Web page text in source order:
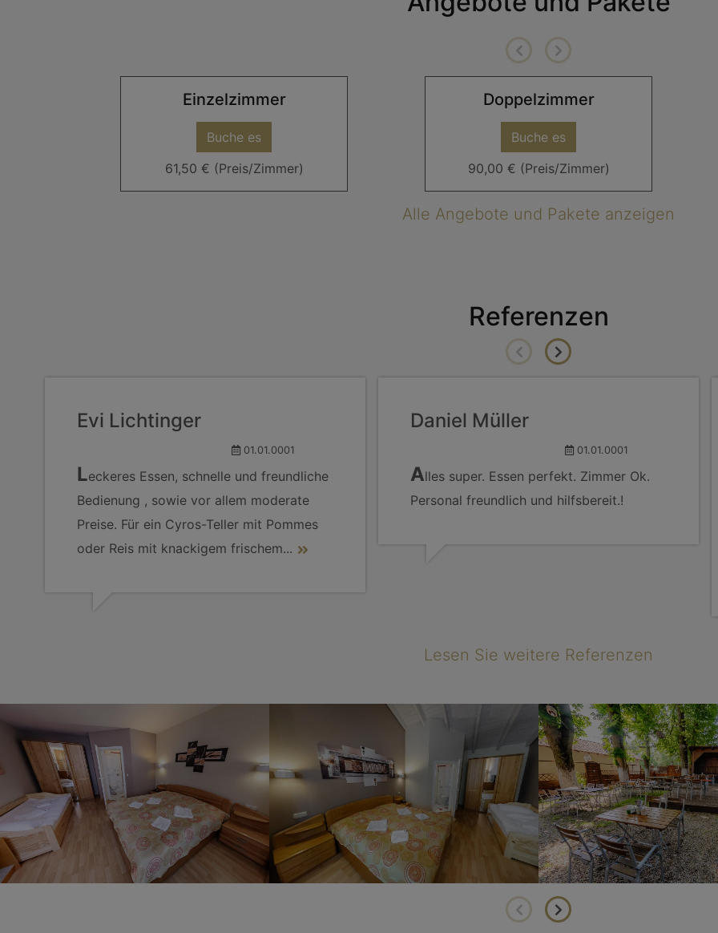
Einzelzimmer
Buche es
61,50 € (Preis/Zimmer)
Doppelzimmer
Buche es
90,00 € (Preis/Zimmer)
Alle Angebote und Pakete anzeigen
Referenzen
Evi Lichtinger
01.01.0001
Leckeres Essen, schnelle und freundliche
Bedienung , sowie vor allem moderate
Preise. Für ein Cyros-Teller mit Pommes
oder Reis mit knackigem frischem...
Daniel Müller
01.01.0001
Alles super. Essen perfekt. Zimmer Ok.
Personal freundlich und hilfsbereit.!
Lesen Sie weitere Referenzen